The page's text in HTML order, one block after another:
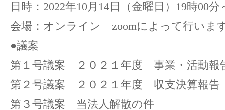
日時：2022年10月14日（金曜日）19時00分
会場：オンライン zoomによって行いま
●議案
第１号議案 ２０２１年度 事業・活動報
第２号議案 ２０２１年度 収支決算報告
第３号議案 当法人解散の件